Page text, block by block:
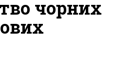
чорних